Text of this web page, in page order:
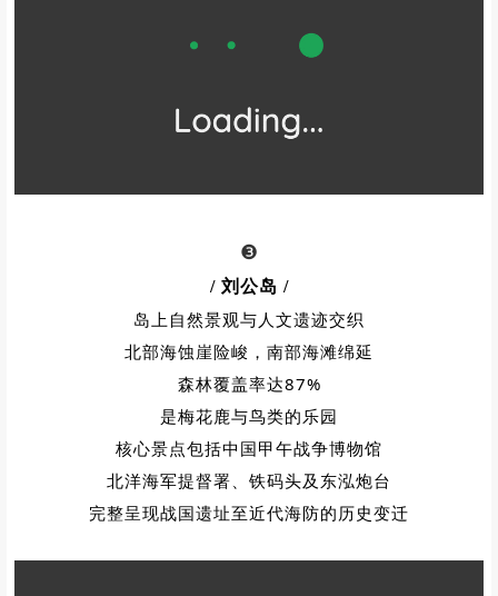
❸
/ 刘公岛 /
岛上自然景观与人文遗迹交织
北部海蚀崖险峻，南部海滩绵延
森林覆盖率达87%
是梅花鹿与鸟类的乐园
核心景点包括中国甲午战争博物馆
北洋海军提督署、铁码头及东泓炮台
完整呈现战国遗址至近代海防的历史变迁